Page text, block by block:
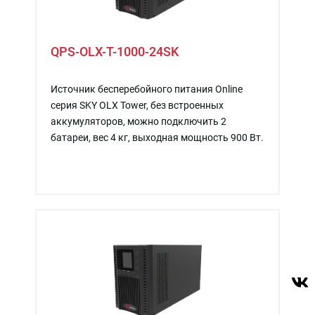
QPS-OLX-T-1000-24SK
Источник бесперебойного питания Online
серия SKY OLX Tower, без встроенных
аккумуляторов, можно подключить 2
батареи, вес 4 кг, выходная мощность 900 Вт.